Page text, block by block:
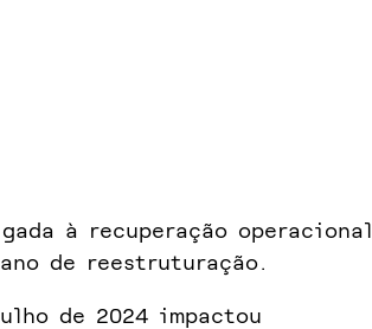
à recuperação operacional
de reestruturação.
de 2024 impactou